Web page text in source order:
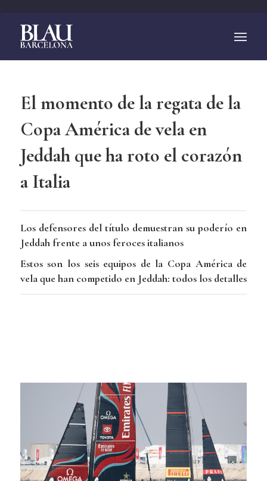
El momento de la regata de la
Copa América de vela en
Jeddah que ha roto el corazón
a Italia
Los defensores del título demuestran su poderío en
Jeddah frente a unos feroces italianos
Estos son los seis equipos de la Copa América de
vela que han competido en Jeddah: todos los detalles